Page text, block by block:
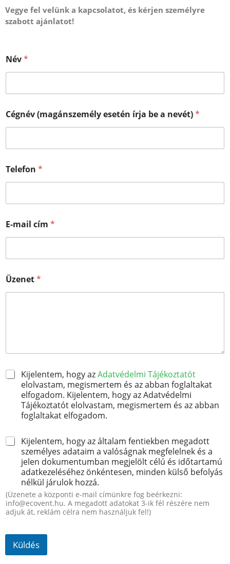
Vegye fel velünk a kapcsolatot, és kérjen személyre
szabott ajánlatot!
Név*
Cégnév (magánszemély esetén írja be a nevét)*
Telefon *
s
e
é
T
e
l
í
E-mail cím *
Üzenet*
A
Kijelentem, hogy azAdatvédelmi Tájékoztatót
elolvastam, megismertem és az abban foglaltakat
elfogadom. Kijelentem, hogy az Adatvédelmi
Tájékoztatót elolvastam, megismertem és az abban
foglaltakat elfogadom.
H
á
r
u
á
*
Kijelentem, hogy az általam fentiekben megadott
személyes adataim a valóságnak megfelelnek és a
jelen dokumentumban megjelölt célú és időtartamú
adatkezeléséhez önkéntesen, minden külső befolyás
nélkül járulok hozzá.
(Üzenete a központi e-mail címünkre fog beérkezni:
info@ecovent.hu. A megadott adatokat 3-ik fél részére nem
adjuk át, reklám célra nem használjuk fel!)
Küldés